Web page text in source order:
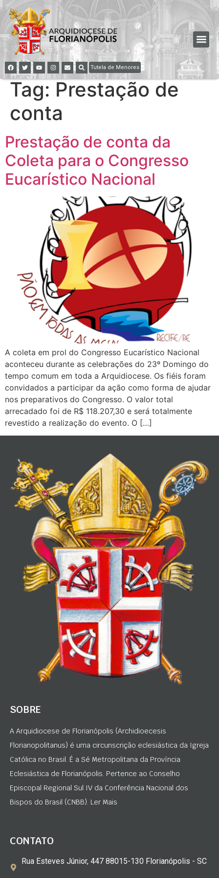
Tutela de Menores
Tag: Prestação de
conta
Prestação de conta da
Coleta para o Congresso
Eucarístico Nacional
A coleta em prol do Congresso Eucarístico Nacional
aconteceu durante as celebrações do 23º Domingo do
tempo comum em toda a Arquidiocese. Os fiéis foram
convidados a participar da ação como forma de ajudar
nos preparativos do Congresso. O valor total
arrecadado foi de R$ 118.207,30 e será totalmente
revestido a realização do evento. O […]
SOBRE
A Arquidiocese de Florianópolis (Archidioecesis
Florianopolitanus) é uma circunscrição eclesiástica da Igreja
Católica no Brasil. É a Sé Metropolitana da Província
Eclesiástica de Florianópolis. Pertence ao Conselho
Episcopal Regional Sul IV da Conferência Nacional dos
Bispos do Brasil (CNBB). Ler Mais
CONTATO
Rua Esteves Júnior, 447 88015-130 Florianópolis - SC